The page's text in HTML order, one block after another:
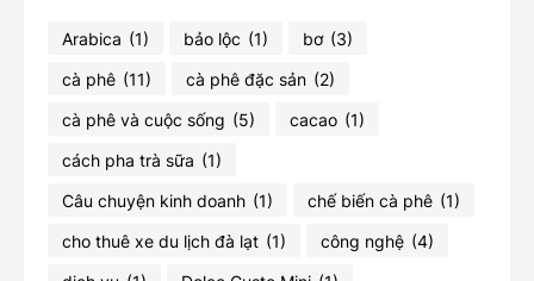
Arabica (1) bảo lộc (1) bơ (3)
cà phê (11) cà phê đặc sản (2)
cà phê và cuộc sống (5) cacao (1)
cách pha trà sữa (1)
Câu chuyện kinh doanh (1) chế biến cà phê (1)
cho thuê xe du lịch đà lạt (1) công nghệ (4)